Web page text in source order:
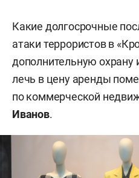
Какие долгосрочные
атаки террористов в
дополнительную охрану
лечь в цену аренды
по коммерческой
Иванов.